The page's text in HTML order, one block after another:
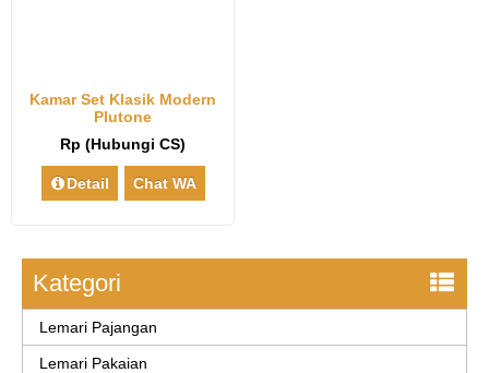
Kamar Set Klasik Modern
Plutone
Rp (Hubungi CS)
Detail Chat WA
Kategori
Lemari Pajangan
Lemari Pakaian